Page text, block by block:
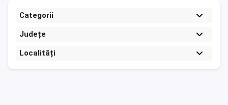
Categorii
Județe
Localități